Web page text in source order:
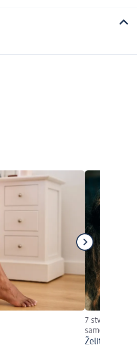
7 stvari koje bi
Želite brzo